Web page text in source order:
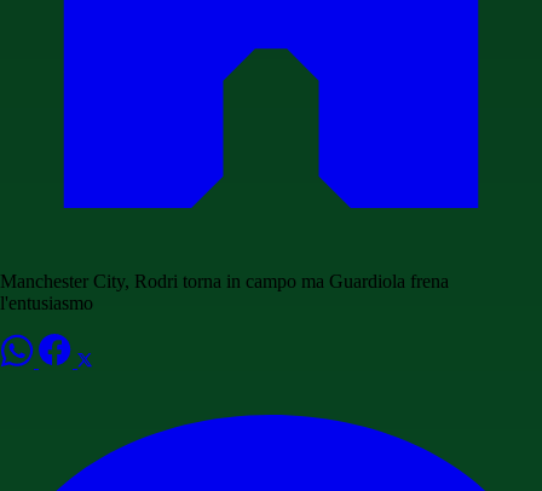
Manchester City, Rodri torna in campo ma Guardiola frena
l'entusiasmo